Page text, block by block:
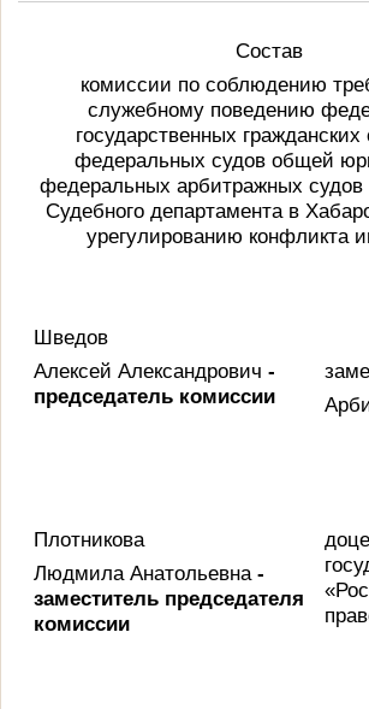
Состав
комиссии по соблюдению
служебному поведению
государственных
федеральных судов общей
федеральных арбитражных судов
Судебного департамента в
урегулированию конфликта
Шведов
Алексей Александрович-
председатель комиссии
Плотникова
Людмила Анатольевна-
заместитель председателя
комиссии